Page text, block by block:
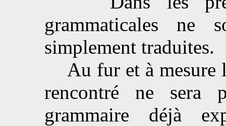
grammaticales ne
simplement traduites.
Au fur et à mesure
rencontré ne sera
grammaire déjà